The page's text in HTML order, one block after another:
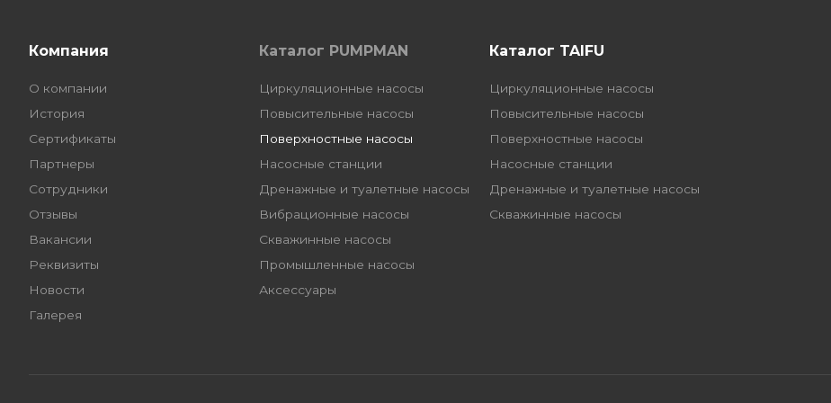
Компания
О компании
История
Сертификаты
Партнеры
Сотрудники
Отзывы
Вакансии
Реквизиты
Новости
Галерея
Каталог PUMPMAN
Циркуляционные насосы
Повысительные насосы
Поверхностные насосы
Насосные станции
Дренажные и туалетные насосы
Вибрационные насосы
Скважинные насосы
Промышленные насосы
Аксессуары
Каталог TAIFU
Циркуляционные насосы
Повысительные насосы
Поверхностные насосы
Насосные станции
Дренажные и туалетные насосы
Скважинные насосы